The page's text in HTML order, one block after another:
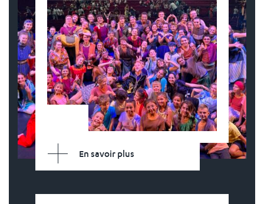
En savoir plus